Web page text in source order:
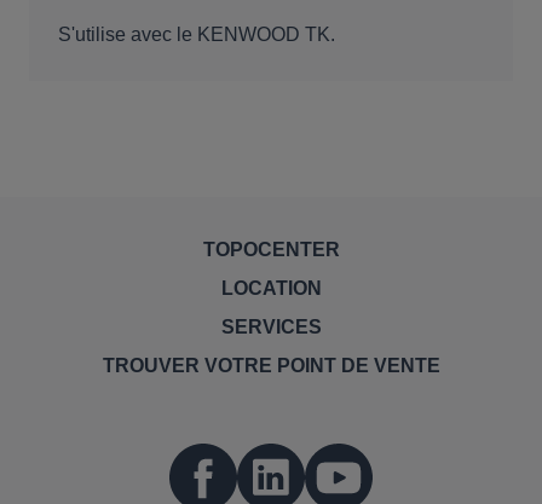
S'utilise avec le KENWOOD TK.
TOPOCENTER
LOCATION
SERVICES
TROUVER VOTRE POINT DE VENTE